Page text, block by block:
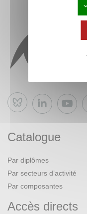
Bluesky
Catalogue
Par diplômes
Par secteurs d’activité
Par composantes
Accès directs